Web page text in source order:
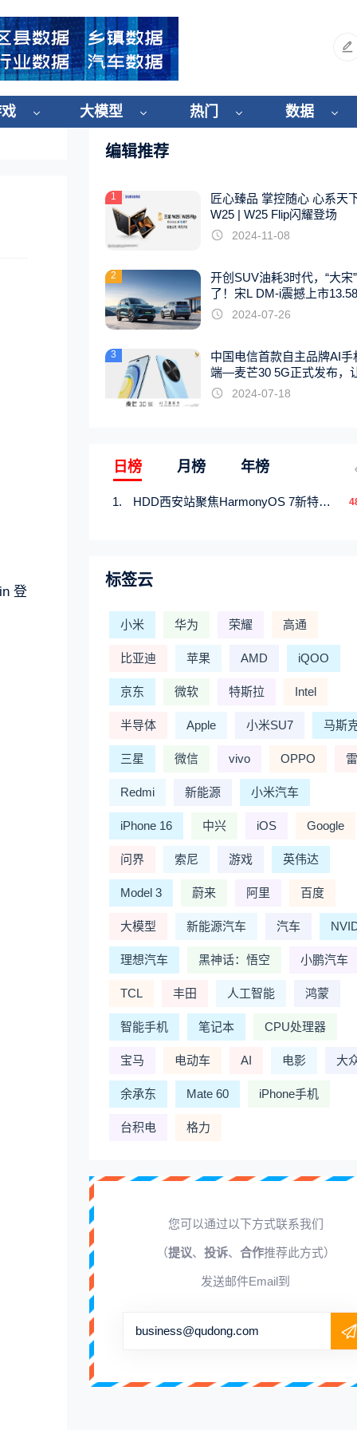
大模型 热门 数据
登
编辑推荐
1
匠心臻品 掌控随心 心系天
W25 | W25 Flip闪耀登场
2024-11-08
2
开创SUV油耗3时代，“大宋
了！宋L DM-i震撼上市
起
2024-07-26
3
中国电信首款自主品牌AI手
端—麦芒30 5G正式发布，
触手可及2024-07-18
日榜 月榜 年榜
HDD西安站聚焦HarmonyOS 7新特性，解锁从互联到智能的应用开发新范式
标签云
小米 华为 荣耀 高通
比亚迪 苹果 AMD iQOO
京东 微软 特斯拉 Intel
半导体 Apple 小米SU7 马斯
三星 微信 vivo OPPO
Redmi 新能源 小米汽车
iPhone 16 中兴 iOS Google
问界 索尼 游戏 英伟达
Model 3 蔚来 阿里 百度
大模型 新能源汽车 汽车
理想汽车 黑神话：悟空 小鹏汽车
TCL 丰田 人工智能 鸿蒙
智能手机 笔记本 CPU处理器
宝马 电动车 AI 电影 大
余承东 Mate 60 iPhone手机
台积电 格力
您可以通过以下方式联系我们
（提议、 投诉、 合作推荐此方式）
发送邮件Email到
business@qudong.com